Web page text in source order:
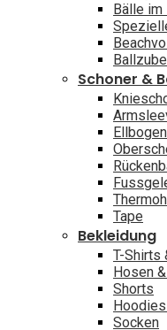
Bälle
Schoner &
Tape
Bekleidung
T-Shirts
Hosen
Shorts
Socken